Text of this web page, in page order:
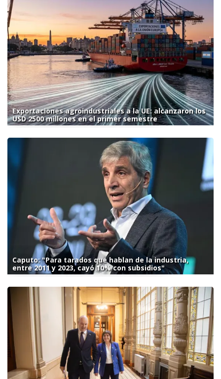
Exportaciones agroindustriales a la UE: alcanzaron los
USD 2500 millones en el primer semestre
Caputo: "Para tarados que hablan de la industria,
entre 2011 y 2023, cayó 10% con subsidios"